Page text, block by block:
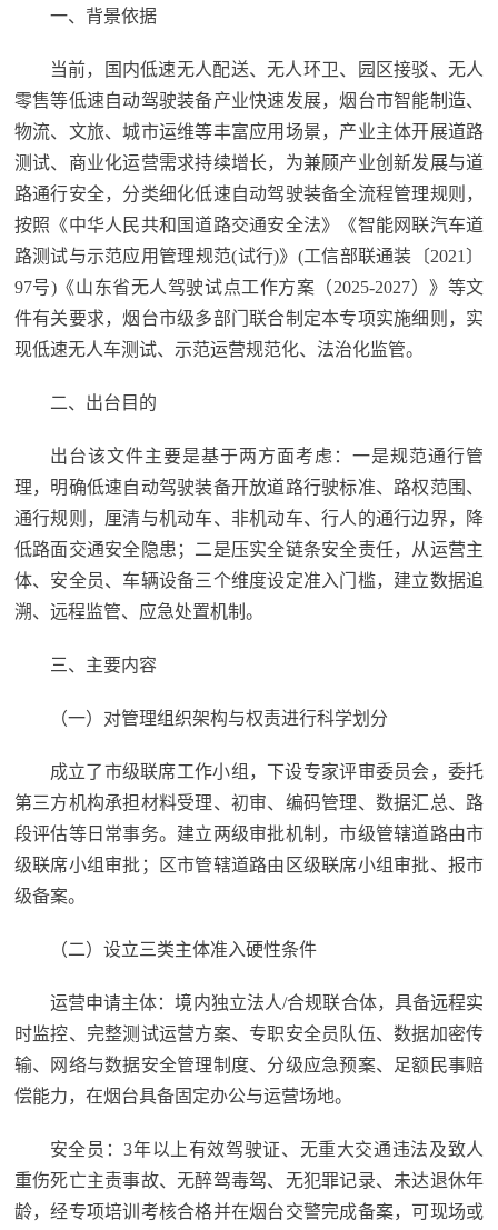
一、背景依据
当前，国内低速无人配送、无人环卫、园区接驳、无人
零售等低速自动驾驶装备产业快速发展，烟台市智能制造、
物流、文旅、城市运维等丰富应用场景，产业主体开展道路
测试、商业化运营需求持续增长，为兼顾产业创新发展与道
路通行安全，分类细化低速自动驾驶装备全流程管理规则，
按照《中华人民共和国道路交通安全法》《智能网联汽车道
路测试与示范应用管理规范(试行)》(工信部联通装〔2021〕
97号)《山东省无人驾驶试点工作方案（2025-2027）》等文
件有关要求，烟台市级多部门联合制定本专项实施细则，实
现低速无人车测试、示范运营规范化、法治化监管。
二、出台目的
出台该文件主要是基于两方面考虑：一是规范通行管
理，明确低速自动驾驶装备开放道路行驶标准、路权范围、
通行规则，厘清与机动车、非机动车、行人的通行边界，降
低路面交通安全隐患；二是压实全链条安全责任，从运营主
体、安全员、车辆设备三个维度设定准入门槛，建立数据追
溯、远程监管、应急处置机制。
三、主要内容
（一）对管理组织架构与权责进行科学划分
成立了市级联席工作小组，下设专家评审委员会，委托
第三方机构承担材料受理、初审、编码管理、数据汇总、路
段评估等日常事务。建立两级审批机制，市级管辖道路由市
级联席小组审批；区市管辖道路由区级联席小组审批、报市
级备案。
（二）设立三类主体准入硬性条件
运营申请主体：境内独立法人/合规联合体，具备远程实
时监控、完整测试运营方案、专职安全员队伍、数据加密传
输、网络与数据安全管理制度、分级应急预案、足额民事赔
偿能力，在烟台具备固定办公与运营场地。
安全员：3年以上有效驾驶证、无重大交通违法及致人
重伤死亡主责事故、无醉驾毒驾、无犯罪记录、未达退休年
龄，经专项培训考核合格并在烟台交警完成备案，可现场或